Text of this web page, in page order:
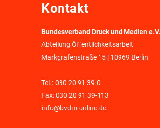
Kontakt
Bundesverband Druck und Medien e.V.
Abteilung Öffentlichkeitsarbeit
Markgrafenstraße 15 | 10969 Berlin
Tel.: 030 20 91 39-0
Fax: 030 20 91 39-113
info@bvdm-online.de